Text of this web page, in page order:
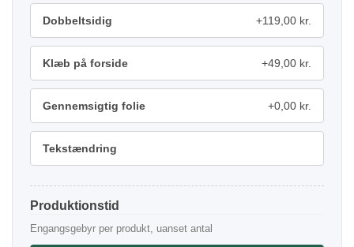
Dobbeltsidig +119,00 kr.
Klæb på forside +49,00 kr.
Gennemsigtig folie +0,00 kr.
Tekstændring
Produktionstid
Engangsgebyr per produkt, uanset antal